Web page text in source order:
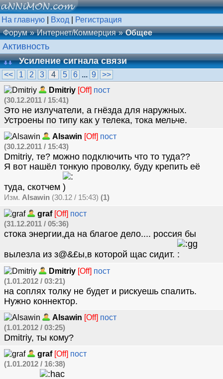
На главную Вход
Регистрация
Форум
Интернет/Коммерция Общее
Активность
Усиление сигнала связи
<< 1 2 3 4 5 6 ... 9
>>
Dmitriy [Off] пост
(30.12.2011 / 15:41)
Это не излучатели, а гнёзда для наружных.
Устроены по типу как у телека, тока мельче.
Alsawin [Off] пост
(30.12.2011 / 15:43)
Dmitriy, те? можно подключить что то туда??
Я вот нашёл тонкую проволку, буду крепить её
туда, скотчем
Изм. Alsawin (30.12 / 15:43) (1)
graf [Off] пост
(31.12.2011 / 05:36)
стока энергии,да на благое дело.... россия бы
вылезла из з@&£ы,в которой щас сидит.
Dmitriy [Off] пост
(1.01.2012 / 03:21)
на соплях толку не будет и рискуешь спалить.
Нужно коннектор.
Alsawin [Off] пост
(1.01.2012 / 03:25)
Dmitriy, ты кому?
graf [Off] пост
(1.01.2012 / 16:38)